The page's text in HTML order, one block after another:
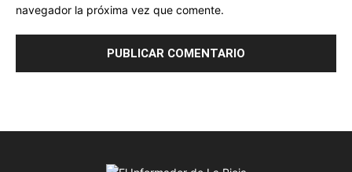
navegador la próxima vez que comente.